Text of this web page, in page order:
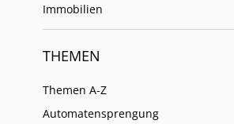
Immobilien
THEMEN
Themen A-Z
Automatensprengung